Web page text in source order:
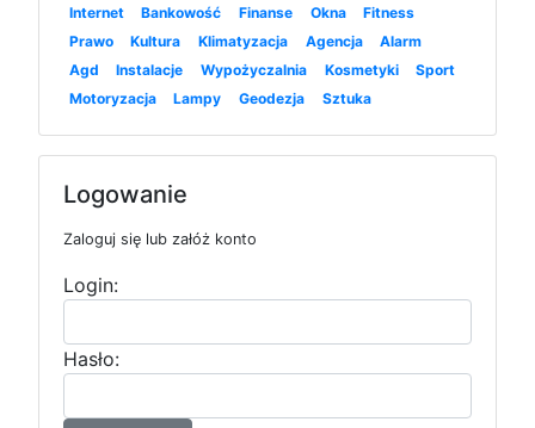
Internet
Bankowość Finanse Okna
Fitness
Prawo
Kultura Klimatyzacja Agencja
Alarm
Agd
Instalacje Wypożyczalnia Kosmetyki
Sport
Motoryzacja
Lampy Geodezja Sztuka
Logowanie
Zaloguj się lub załóż konto
Login:
Hasło: